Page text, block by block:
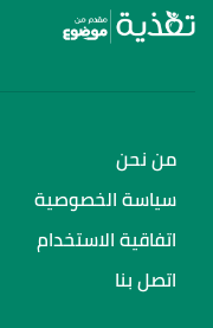
من نحن
سياسة الخصوصية
اتفاقية الاستخدام
اتصل بنا